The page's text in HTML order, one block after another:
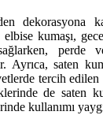
dekorasyona
elbise kumaşı,
perde
Ayrıca, saten
tercih edilen
de saten
kullanımı